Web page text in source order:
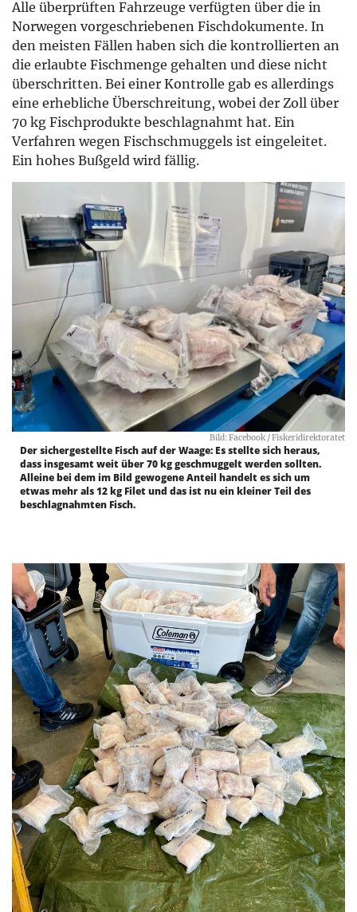
Alle überprüften Fahrzeuge verfügten über die in
Norwegen vorgeschriebenen Fischdokumente. In
den meisten Fällen haben sich die kontrollierten an
die erlaubte Fischmenge gehalten und diese nicht
überschritten. Bei einer Kontrolle gab es allerdings
eine erhebliche Überschreitung, wobei der Zoll über
70 kg Fischprodukte beschlagnahmt hat. Ein
Verfahren wegen Fischschmuggels ist eingeleitet.
Ein hohes Bußgeld wird fällig.
Bild: Facebook / Fiskeridirektoratet
Der sichergestellte Fisch auf der Waage: Es stellte sich heraus,
dass insgesamt weit über 70 kg geschmuggelt werden sollten.
Alleine bei dem im Bild gewogene Anteil handelt es sich um
etwas mehr als 12 kg Filet und das ist nu ein kleiner Teil des
beschlagnahmten Fisch.